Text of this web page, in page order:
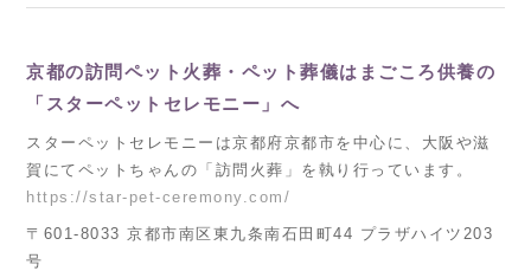
京都の訪問ペット火葬・ペット葬儀はまごころ供養の
「スターペットセレモニー」へ
スターペットセレモニーは京都府京都市を中心に、大阪や滋
賀にてペットちゃんの「訪問火葬」を執り行っています。
https://star-pet-ceremony.com/
〒601-8033 京都市南区東九条南石田町44 プラザハイツ203
号